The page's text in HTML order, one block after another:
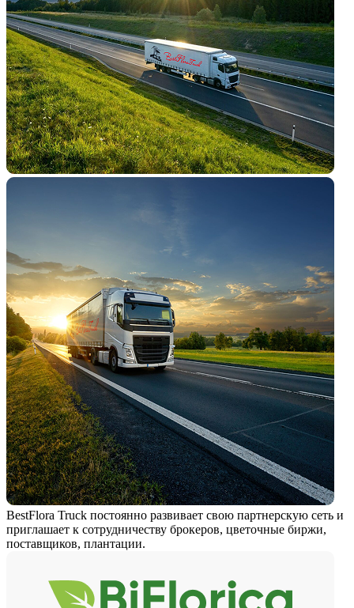
BestFlora Truck постоянно развивает свою партнерскую сеть и
приглашает к сотрудничеству брокеров, цветочные биржи,
поставщиков, плантации.